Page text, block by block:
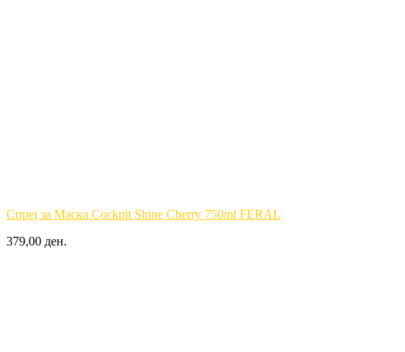
Спреј за Маска Cockpit Shine Cherry 750ml FERAL
379,00 ден.